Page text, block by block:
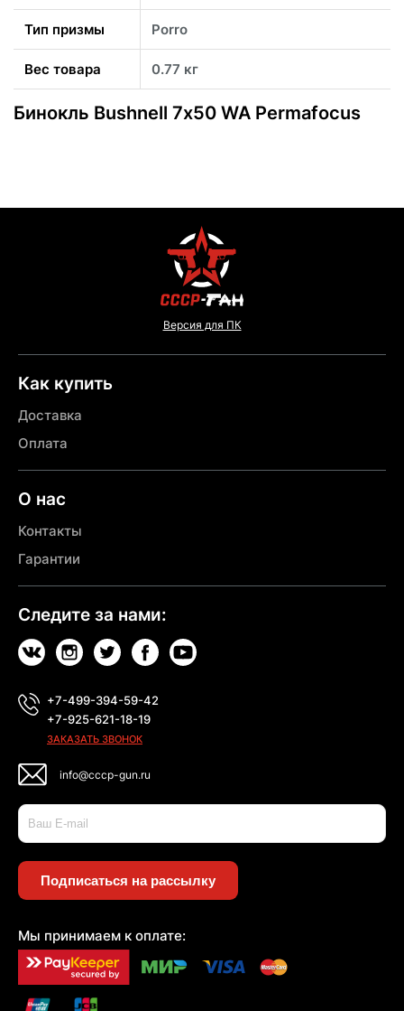
Тип призмы Porro
Вес товара 0.77 кг
Бинокль Bushnell 7х50 WA Permafocus
Версия для ПК
Как купить
Доставка
Оплата
О нас
Контакты
Гарантии
Следите за нами:
+7-499-394-59-42
+7-925-621-18-19
ЗАКАЗАТЬ ЗВОНОК
info@cccp-gun.ru
Подписаться на рассылку
Мы принимаем к оплате: